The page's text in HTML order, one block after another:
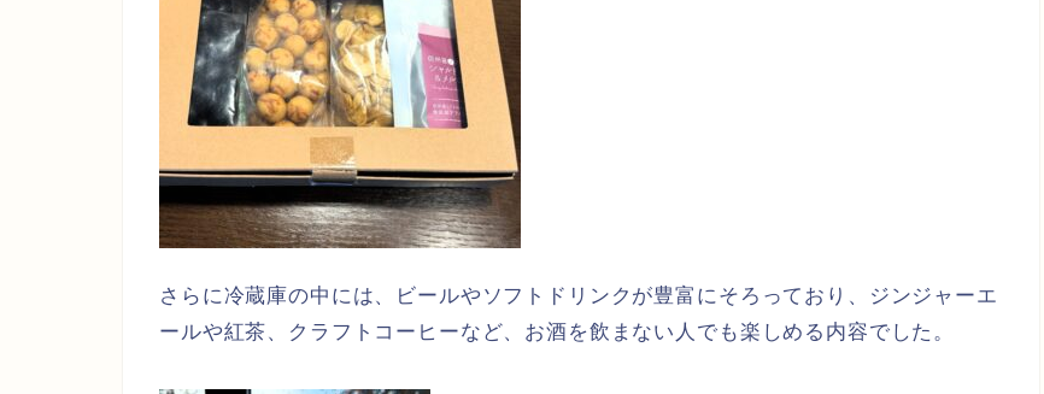
さらに冷蔵庫の中には、ビールやソフトドリンクが豊富にそろっており、ジンジャーエ
ールや紅茶、クラフトコーヒーなど、お酒を飲まない人でも楽しめる内容でした。